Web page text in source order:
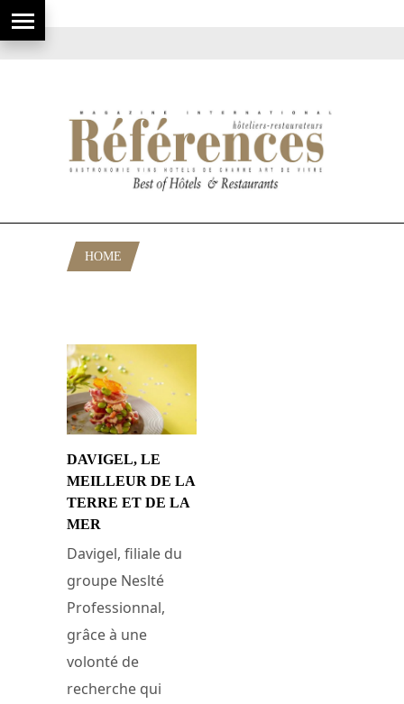
HOME
DAVIGEL, LE
MEILLEUR DE LA
TERRE ET DE LA
MER
Davigel, filiale du
groupe Neslté
Professionnal,
grâce à une
volonté de
recherche qui